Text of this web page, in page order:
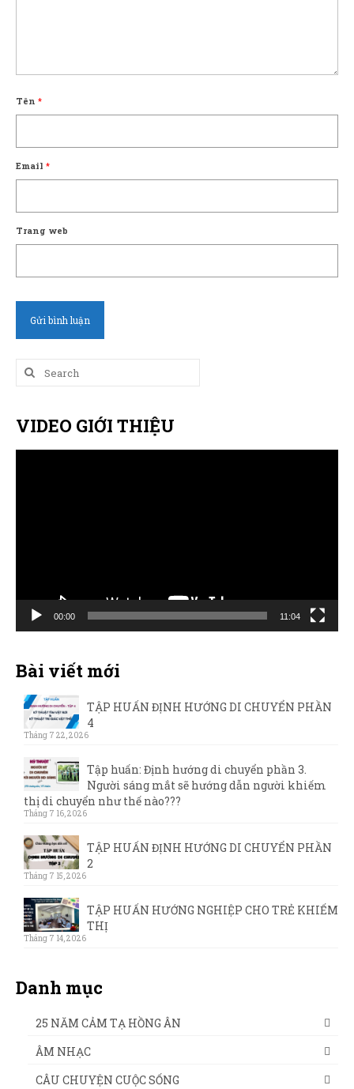
Tên *
Email *
Trang web
Search
for:
VIDEO GIỚI THIỆU
00:00 11:04
Bài viết mới
TẬP HUẤN ĐỊNH HƯỚNG DI CHUYỂN PHẦN
4
Tháng 7 22, 2026
Tập huấn: Định hướng di chuyển phần 3.
Người sáng mắt sẽ hướng dẫn người khiếm
thị di chuyển như thế nào???
Tháng 7 16, 2026
TẬP HUẤN ĐỊNH HƯỚNG DI CHUYỂN PHẦN
2
Tháng 7 15, 2026
TẬP HUẤN HƯỚNG NGHIỆP CHO TRẺ KHIẾM
THỊ
Tháng 7 14, 2026
Danh mục
25 NĂM CẢM TẠ HỒNG ÂN
ÂM NHẠC
CÂU CHUYỆN CUỘC SỐNG